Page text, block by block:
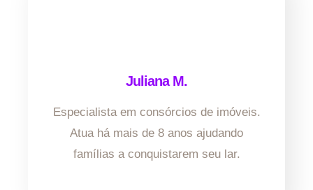
Juliana M.
Especialista em consórcios de imóveis.
Atua há mais de 8 anos ajudando
famílias a conquistarem seu lar.